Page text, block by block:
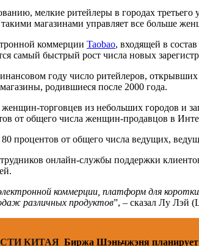
мелкие ритейлеры в городах
магазинами управляет все больше
коммерции Taobao, входящей в
самый быстрый рост числа новых
году число ритейлеров,
родившиеся после 2000 года.
торговцев из небольших городов и
от общего числа женщин-продавцов в
процентов от общего числа ведущих,
онлайн-службы поддержки
коммерции, платформ для
различных продуктов”, – сказал Лу Лэй
КИТАЯ Биржа Шэньчжэня планирует